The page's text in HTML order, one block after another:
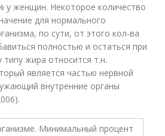
у женщин. Некоторое количество
для нормального
по сути, от этого кол-ва
полностью и остаться при
жира относится т.н.
является частью нервной
внутренние органы